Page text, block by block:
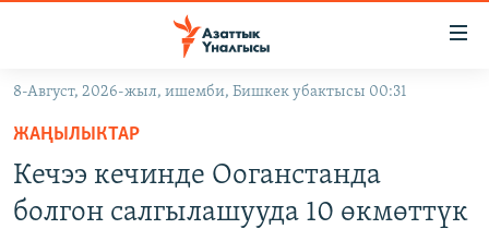
Навигацияга
өтүңүз
Издөөгө
салыңыз
ДҮЙНӨ
8-Август, 2026-жыл, ишемби, Бишкек убактысы 00:31
ЖАҢЫЛЫКТАР
Кечээ кечинде Ооганстанда
болгон салгылашууда 10 өкмөттүк